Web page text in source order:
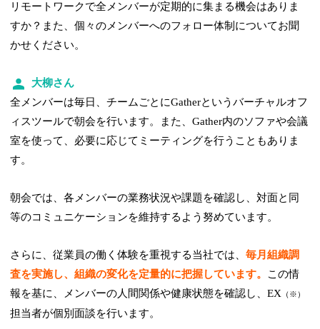
リモートワークで全メンバーが定期的に集まる機会はありま
すか？また、個々のメンバーへのフォロー体制についてお聞
かせください。
大柳さん
全メンバーは毎日、チームごとにGatherというバーチャルオフ
ィスツールで朝会を行います。また、Gather内のソファや会議
室を使って、必要に応じてミーティングを行うこともありま
す。
朝会では、各メンバーの業務状況や課題を確認し、対面と同
等のコミュニケーションを維持するよう努めています。
さらに、従業員の働く体験を重視する当社では、毎月組織調
査を実施し、組織の変化を定量的に把握しています。
この情
報を基に、メンバーの人間関係や健康状態を確認し、EX （※）
担当者が個別面談を行います。